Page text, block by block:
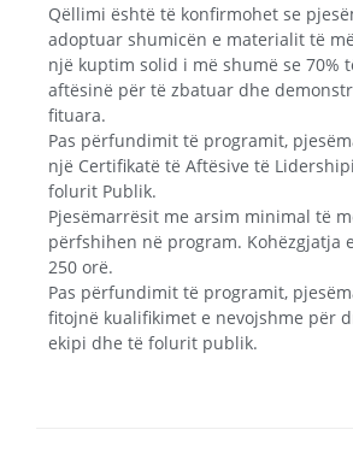
Qëllimi është të konfirmohet se
adoptuar shumicën e materialit të
një kuptim solid i më shumë se 70%
aftësinë për të zbatuar dhe
fituara.
Pas përfundimit të programit,
një Certifikatë të Aftësive të
folurit Publik.
Pjesëmarrësit me arsim minimal të
përfshihen në program. Kohëzgjatja
250 orë.
Pas përfundimit të programit,
fitojnë kualifikimet e nevojshme për
ekipi dhe të folurit publik.